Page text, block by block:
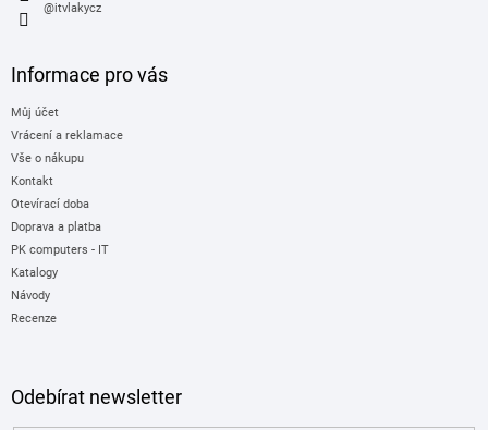
@itvlakycz
Informace pro vás
Můj účet
Vrácení a reklamace
Vše o nákupu
Kontakt
Otevírací doba
Doprava a platba
PK computers - IT
Katalogy
Návody
Recenze
Odebírat newsletter